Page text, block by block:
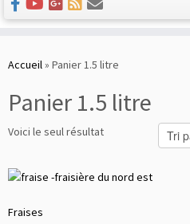
toAccueil» Panier 1.5 litre
Panier 1.5 litre
Voici le seul résultat
Fraises